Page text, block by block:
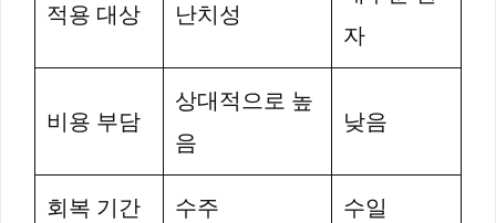
적용 대상 난치성
자
비용 부담
상대적으로 높
음
낮음
회복 기간 수주 수일